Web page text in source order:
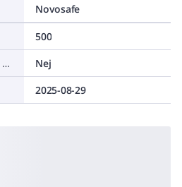
Novosafe
500
Informationsplikt enligt REACH
Nej
2025-08-29